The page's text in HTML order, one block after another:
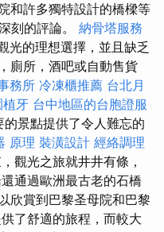
和許多獨特設計的橋樑等
刻的評論。 納骨塔服務
光的理想選擇，並且缺乏
廁所，酒吧或自動售貨
務所 冷凍櫃推薦 台北月
植牙 台中地區的台胞證服
景點提供了令人難忘的
原理 裝潢設計 經絡調理
觀光之旅就井井有條，
通過歐洲最古老的石橋
欣賞到巴黎圣母院和巴黎
了舒適的旅程，而較大